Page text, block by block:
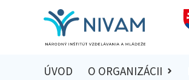
ÚVOD O ORGANIZÁCII